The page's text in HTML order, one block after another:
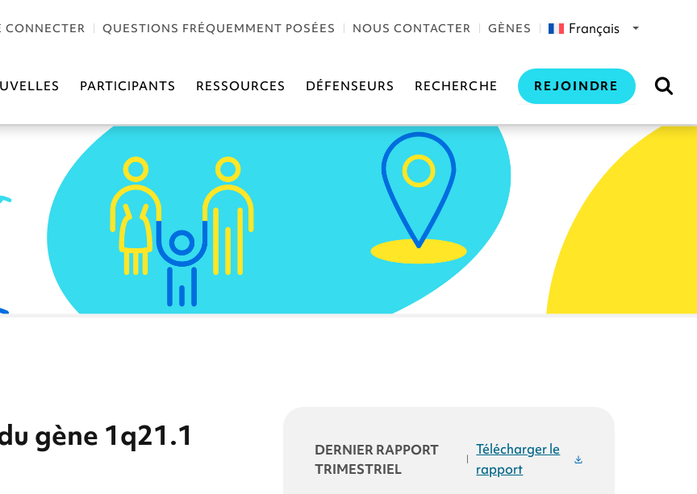
CONNECTER QUESTIONS FRÉQUEMMENT POSÉES NOUS CONTACTER GÈNES Français
PARTICIPANTS RESSOURCES DÉFENSEURS RECHERCHE REJOINDRE
gène 1q21.1
DERNIER RAPPORT
TRIMESTRIEL
|
Télécharger le
rapport